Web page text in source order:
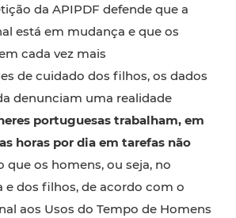
da APIPDF defende que a
está em mudança e que os
cada vez mais
de cuidado dos filhos, os dados
denunciam uma realidade
portuguesas trabalham, em
horas por dia em tarefas não
que os homens, ou seja, no
e dos filhos, de acordo com o
aos Usos do Tempo de Homens